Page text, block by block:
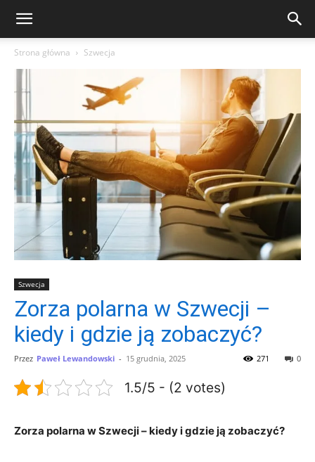
Strona główna Szwecja
Szwecja
Zorza polarna w Szwecji –
kiedy i gdzie ją zobaczyć?
Przez Paweł Lewandowski - 15 grudnia, 2025 0
271
1.5/5 - (2 votes)
Zorza polarna w Szwecji – kiedy i gdzie ją zobaczyć?